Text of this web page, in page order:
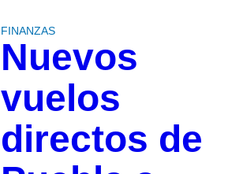
FINANZAS
Nuevos
vuelos
directos de